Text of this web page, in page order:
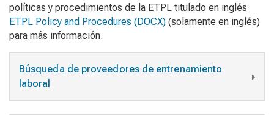
políticas y procedimientos de la ETPL titulado en inglés
ETPL Policy and Procedures (DOCX) (solamente en inglés)
para más información.
Búsqueda de proveedores de entrenamiento
laboral